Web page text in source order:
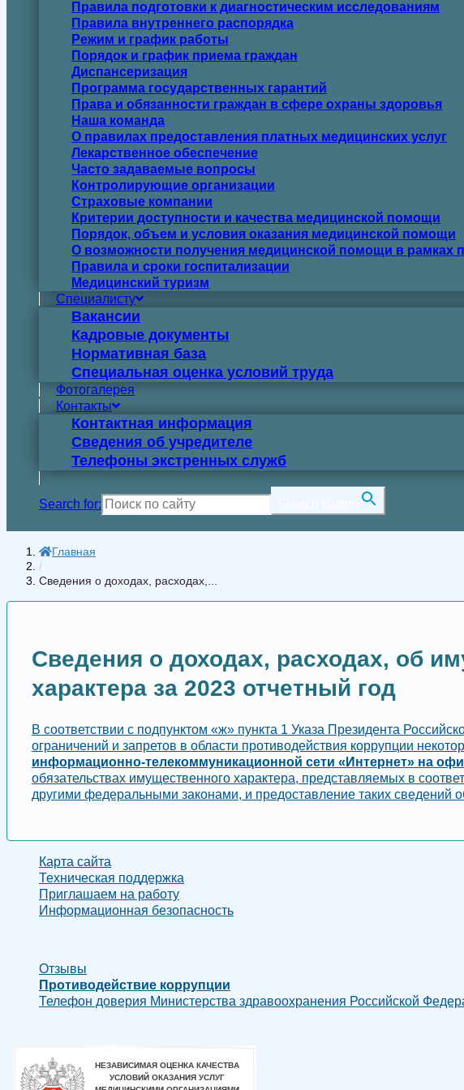
Правила подготовки к диагностическим исследованиям
Правила внутреннего распорядка
Режим и график работы
Порядок и график приема граждан
Диспансеризация
Программа государственных гарантий
Права и обязанности граждан в сфере охраны здоровья
Наша команда
О правилах предоставления платных медицинских услуг
Лекарственное обеспечение
Часто задаваемые вопросы
Контролирующие организации
Страховые компании
Критерии доступности и качества медицинской помощи
Порядок, объем и условия оказания медицинской помощи
О возможности получения медицинской помощи в рамках
Правила и сроки госпитализации
Медицинский туризм
Специалисту
Вакансии
Кадровые документы
Нормативная база
Специальная оценка условий труда
Фотогалерея
Контакты
Контактная информация
Сведения об учредителе
Телефоны экстренных служб
Search for:
Главная
/
Сведения о доходах, расходах,...
Сведения о доходах, расходах, об
характера за 2023 отчетный год
В соответствии с подпунктом «ж» пункта 1 Указа Президента
ограничений и запретов в области противодействия коррупции
информационно-телекоммуникационной сети «Интернет» на
обязательствах имущественного характера, представляемых в
другими федеральными законами, и предоставление таких
Карта сайта
Техническая поддержка
Приглашаем на работу
Информационная безопасность
Отзывы
Противодействие коррупции
Телефон доверия Министерства здравоохранения Российской